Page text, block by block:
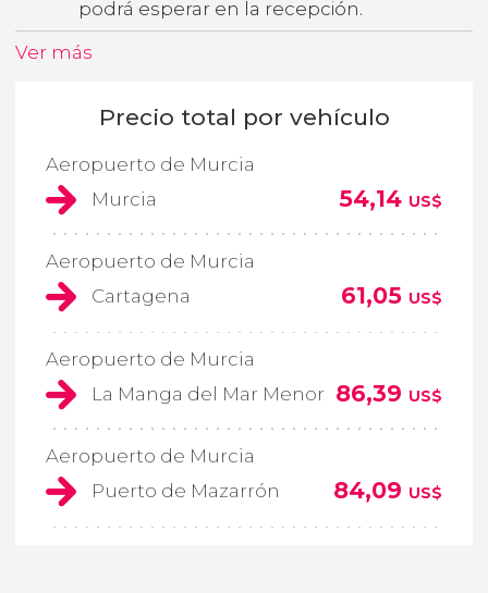
podrá esperar en la recepción.
Ver más
Precio total por vehículo
Aeropuerto de Murcia
Murcia
54,14 US$
Aeropuerto de Murcia
Cartagena
61,05 US$
Aeropuerto de Murcia
La Manga del Mar Menor 86,39 US$
Aeropuerto de Murcia
Puerto de Mazarrón
84,09 US$